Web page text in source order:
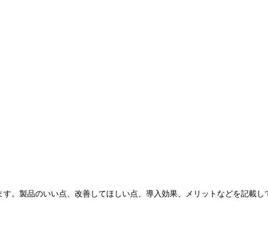
。製品のいい点、改善してほしい点、導入効果、メリットなどを記載